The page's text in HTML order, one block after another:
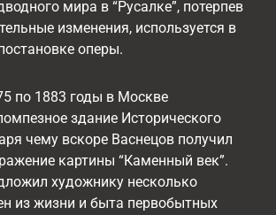
мира в “Русалке”, потерпев
изменения, используется в
оперы.
по 1883 годы в Москве
здание Исторического
чему вскоре Васнецов получил
картины “Каменный век”.
художнику несколько
из жизни и быта первобытных